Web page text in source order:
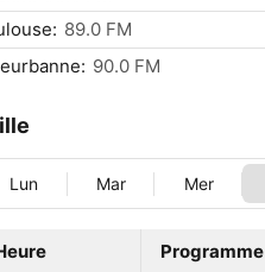
89.0 FM
90.0 FM
Lun Mar Mer
Programme